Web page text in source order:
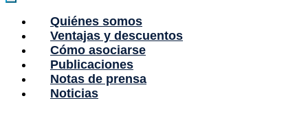
Quiénes somos
Ventajas y descuentos
Cómo asociarse
Publicaciones
Notas de prensa
Noticias